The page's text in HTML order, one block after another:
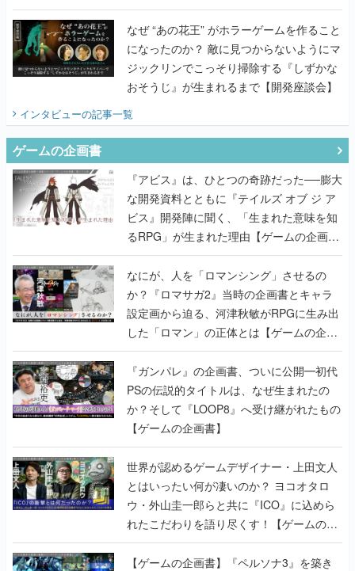
てみた
なぜ “あの花王” がホラーゲームを作ること
になったのか？ 敵に見つからないようにマ
ジックリンでこっそり掃除する『しずかな
おそうじ』が生まれるまで【開発座談会】
インタビューの記事一覧
ゲームの企画書
『アビス』は、ひとつの奇跡だった──膨大
な開発資料とともに『テイルズ オブ ジ ア
ビス』開発陣に聞く、「生まれた意味を知
るRPG」が生まれた理由【ゲームの企画
書】
なにが、人を「ロマンシング」させるの
か？『ロマサガ2』当時の企画書とキャラ
設定画から迫る、河津秋敏がRPGに生み出
した「ロマン」の正体とは【ゲームの企画
書】
『ガンパレ』の企画書、ついに公開━初代
PSの伝説的タイトルは、なぜ生まれたの
か？そして『LOOP8』へ受け継がれたもの
【ゲームの企画書】
世界が認めるゲームデザイナー・上田文人
とはいったい何が凄いのか？ ヨコオタロ
ウ・外山圭一郎らと共に『ICO』に込めら
れたこだわりを語り尽くす！【ゲームの企
画書】
【ゲームの企画書】『ペルソナ3』を築き